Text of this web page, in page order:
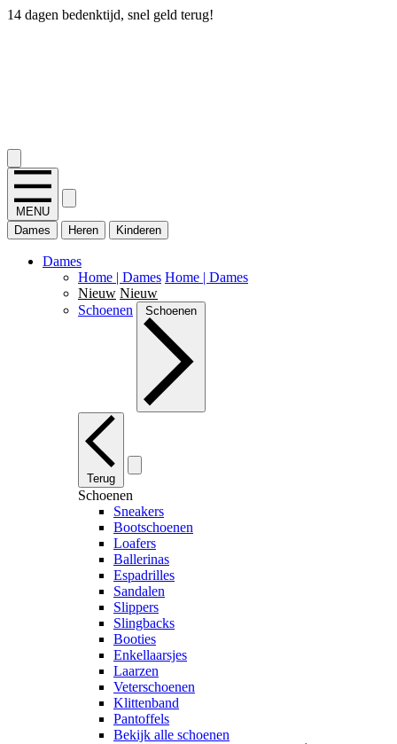
14 dagen bedenktijd, snel geld terug!
MENU
Dames
Heren Kinderen
Dames
Home | Dames Home | Dames
Nieuw Nieuw
Schoenen
Schoenen
Terug
Schoenen
Sneakers
Bootschoenen
Loafers
Ballerinas
Espadrilles
Sandalen
Slippers
Slingbacks
Booties
Enkellaarsjes
Laarzen
Veterschoenen
Klittenband
Pantoffels
Bekijk alle schoenen